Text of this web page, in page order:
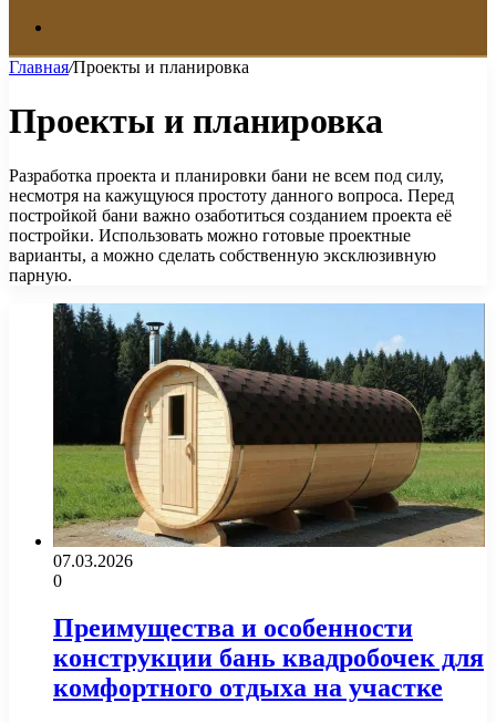
Главная/Проекты и планировка
Проекты и планировка
Разработка проекта и планировки бани не всем под силу,
несмотря на кажущуюся простоту данного вопроса. Перед
постройкой бани важно озаботиться созданием проекта её
постройки. Использовать можно готовые проектные
варианты, а можно сделать собственную эксклюзивную
парную.
07.03.2026
0
Преимущества и особенности
конструкции бань квадробочек для
комфортного отдыха на участке